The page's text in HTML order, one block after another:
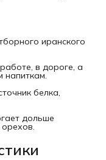
иранского
в дороге, а
напиткам.
белка,
дольше